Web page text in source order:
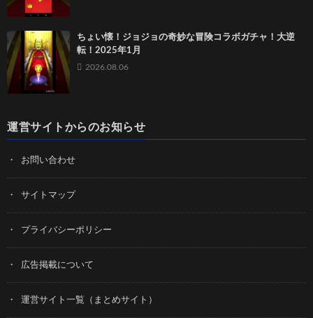
ちょい懐！ジョジョの奇妙な冒険コラボガチャ！大逆
転！2025年1月
2026.08.06
運営サイトからのお知らせ
お問い合わせ
サイトマップ
プライバシーポリシー
広告掲載について
運営サイト一覧（まとめサイト）